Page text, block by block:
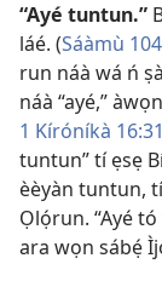
“Ayé tuntun.”
láé. (Sáàmù
run náà wá ń
náà “ayé,”
1 Kíróníkà
tuntun” tí ẹsẹ
èèyàn tuntun,
Ọlọ́run. “Ayé
ara wọn sábẹ́